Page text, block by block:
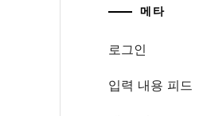
메타
로그인
입력 내용 피드